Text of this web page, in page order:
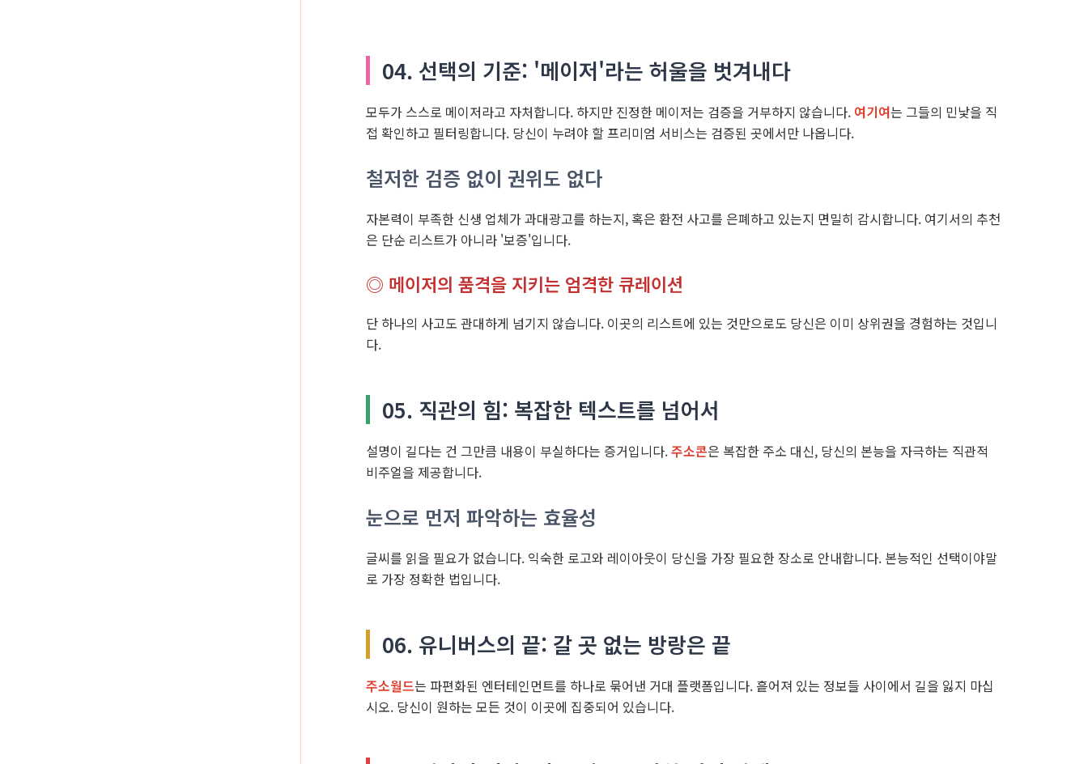
04. 선택의 기준: '메이저'라는 허울을 벗겨내다
모두가 스스로 메이저라고 자처합니다. 하지만 진정한 메이저는 검증을 거부하지 않습니다. 여기여는 그들의 민낯을 직
접 확인하고 필터링합니다. 당신이 누려야 할 프리미엄 서비스는 검증된 곳에서만 나옵니다.
철저한 검증 없이 권위도 없다
자본력이 부족한 신생 업체가 과대광고를 하는지, 혹은 환전 사고를 은폐하고 있는지 면밀히 감시합니다. 여기서의 추천
은 단순 리스트가 아니라 '보증'입니다.
◎ 메이저의 품격을 지키는 엄격한 큐레이션
단 하나의 사고도 관대하게 넘기지 않습니다. 이곳의 리스트에 있는 것만으로도 당신은 이미 상위권을 경험하는 것입니
다.
05. 직관의 힘: 복잡한 텍스트를 넘어서
설명이 길다는 건 그만큼 내용이 부실하다는 증거입니다.주소콘은 복잡한 주소 대신, 당신의 본능을 자극하는 직관적
비주얼을 제공합니다.
눈으로 먼저 파악하는 효율성
글씨를 읽을 필요가 없습니다. 익숙한 로고와 레이아웃이 당신을 가장 필요한 장소로 안내합니다. 본능적인 선택이야말
로 가장 정확한 법입니다.
06. 유니버스의 끝: 갈 곳 없는 방랑은 끝
주소월드는 파편화된 엔터테인먼트를 하나로 묶어낸 거대 플랫폼입니다. 흩어져 있는 정보들 사이에서 길을 잃지 마십
시오. 당신이 원하는 모든 것이 이곳에 집중되어 있습니다.